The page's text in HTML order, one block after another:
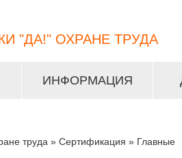
"ДА!" ОХРАНЕ ТРУДА
ИНФОРМАЦИЯ
труда » Сертификация » Главные